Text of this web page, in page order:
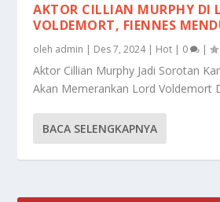
AKTOR CILLIAN MURPHY DI
VOLDEMORT, FIENNES
oleh admin | Des 7, 2024| Hot | 0 |
Aktor Cillian Murphy Jadi Sorotan
Akan Memerankan Lord Voldemort
BACA SELENGKAPNYA